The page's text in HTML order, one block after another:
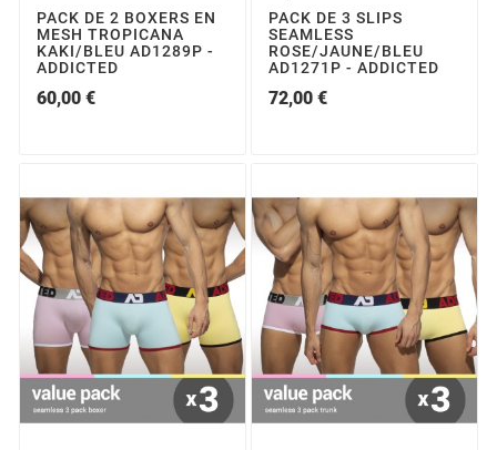
PACK DE 2 BOXERS EN
MESH TROPICANA
KAKI/BLEU AD1289P -
ADDICTED
60,00 €
PACK DE 3 SLIPS
SEAMLESS
ROSE/JAUNE/BLEU
AD1271P - ADDICTED
72,00 €